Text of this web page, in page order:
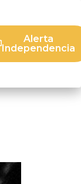
Alerta
Independencia